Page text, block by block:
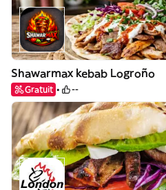
Shawarmax kebab Logroño
Gratuit --